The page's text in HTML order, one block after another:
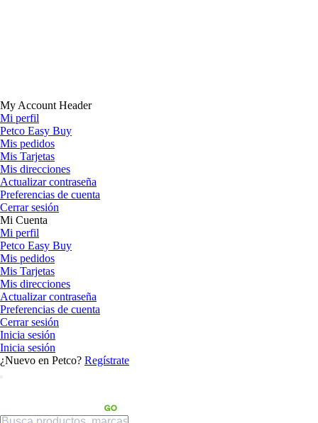
My Account Header
Mi perfil
Petco Easy Buy
Mis pedidos
Mis Tarjetas
Mis direcciones
Actualizar contraseña
Preferencias de cuenta
Cerrar sesión
Mi Cuenta
Mi perfil
Petco Easy Buy
Mis pedidos
Mis Tarjetas
Mis direcciones
Actualizar contraseña
Preferencias de cuenta
Cerrar sesión
Inicia sesión
Inicia sesión
¿Nuevo en Petco? Regístrate